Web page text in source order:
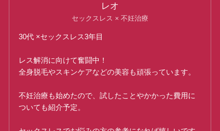
レオ
セックスレス × 不妊治療
30代 ×セックスレス3年目
レス解消に向けて奮闘中！
全身脱毛やスキンケアなどの美容も頑張っています。
不妊治療も始めたので、試したことやかかった費用に
ついても紹介予定。